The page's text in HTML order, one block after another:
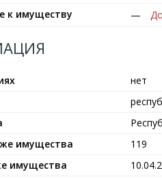
к имуществу
нет
имущества
119
имущества